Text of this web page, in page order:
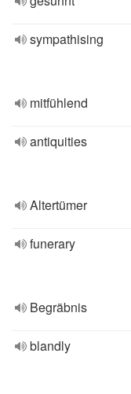
sympathising
mitfühlend
antiquities
Altertümer
funerary
Begräbnis
blandly